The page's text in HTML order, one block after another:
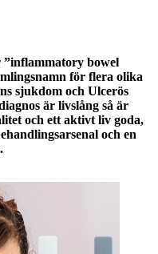
bowel
för flera olika
sjukdom och Ulcerös
är livslång så är
och ett aktivt liv goda,
och en